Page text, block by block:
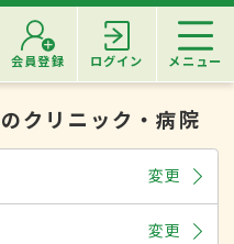
会員登録 ログイン メニュー
のクリニック・病院
変更
変更